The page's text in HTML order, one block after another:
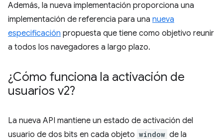
Además, la nueva implementación proporciona una
implementación de referencia para una nueva
especificación propuesta que tiene como objetivo reunir
a todos los navegadores a largo plazo.
¿Cómo funciona la activación de
usuarios v2?
La nueva API mantiene un estado de activación del
usuario de dos bits en cada objeto window de la